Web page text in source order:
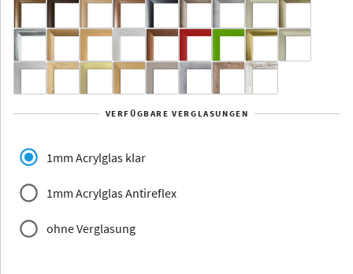
Yukon Alaska
Jersey Dauphine
VERFÜGBARE VERGLASUNGEN
1mm Acrylglas klar
1mm Acrylglas Antireflex
ohne Verglasung